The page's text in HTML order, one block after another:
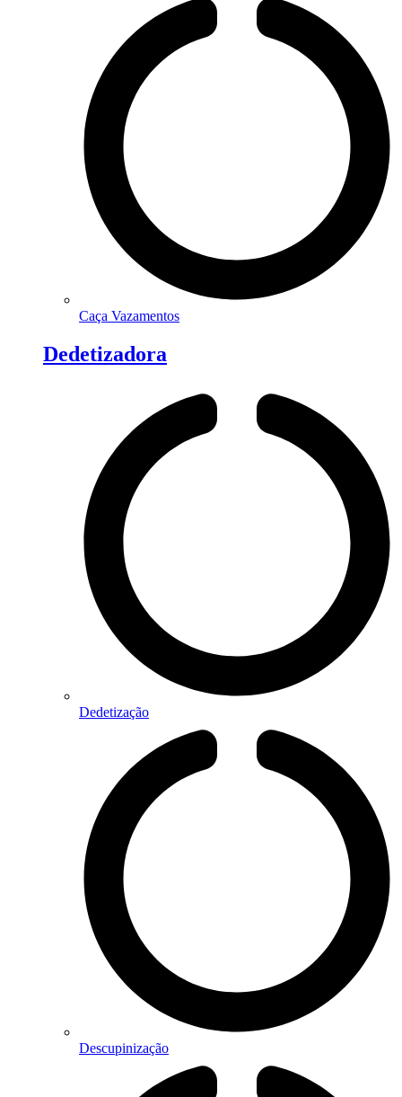
Caça Vazamentos
Dedetizadora
Dedetização
Descupinização